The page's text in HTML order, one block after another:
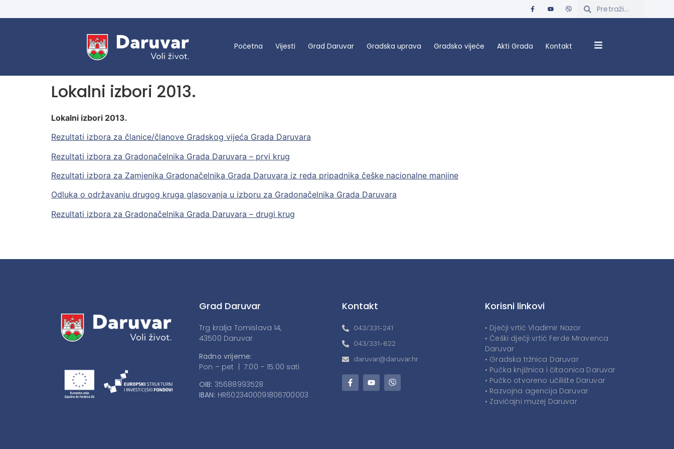
Početna Vijesti Grad Daruvar Gradska uprava Gradsko vijeće Akti Grada Kontakt
Lokalni izbori 2013.
Lokalni izbori 2013.
Rezultati izbora za članice/članove Gradskog vijeća Grada Daruvara
Rezultati izbora za Gradonačelnika Grada Daruvara – prvi krug
Rezultati izbora za Zamjenika Gradonačelnika Grada Daruvara iz reda pripadnika češke nacionalne manjine
Odluka o održavanju drugog kruga glasovanja u izboru za Gradonačelnika Grada Daruvara
Rezultati izbora za Gradonačelnika Grada Daruvara – drugi krug
Grad Daruvar
Trg kralja Tomislava 14,
43500 Daruvar
Radno vrijeme:
Pon – pet | 7:00 – 15:00 sati
OIB: 35688993528
IBAN: HR6023400091806700003
Kontakt
043/331-241
043/331-622
daruvar@daruvar.hr
Korisni linkovi
• Dječji vrtić Vladimir Nazor
• Češki dječji vrtić Ferde Mravenca
Daruvar
• Gradska tržnica Daruvar
• Pučka knjižnica i čitaonica Daruvar
• Pučko otvoreno učilište Daruvar
• Razvojna agencija Daruvar
• Zavičajni muzej Daruvar